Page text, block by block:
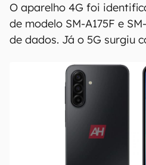
O aparelho 4G foi
de modelo SM-A175F e
de dados. Já o 5G surgiu